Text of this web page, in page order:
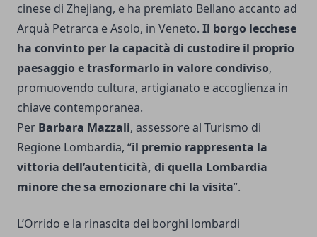
cinese di Zhejiang, e ha premiato Bellano accanto ad
Arquà Petrarca e Asolo, in Veneto. Il borgo lecchese
ha convinto per la capacità di custodire il proprio
paesaggio e trasformarlo in valore condiviso,
promuovendo cultura, artigianato e accoglienza in
chiave contemporanea.
Per Barbara Mazzali, assessore al Turismo di
Regione Lombardia, “il premio rappresenta la
vittoria dell’autenticità, di quella Lombardia
minore che sa emozionare chi la visita”.
L’Orrido e la rinascita dei borghi lombardi